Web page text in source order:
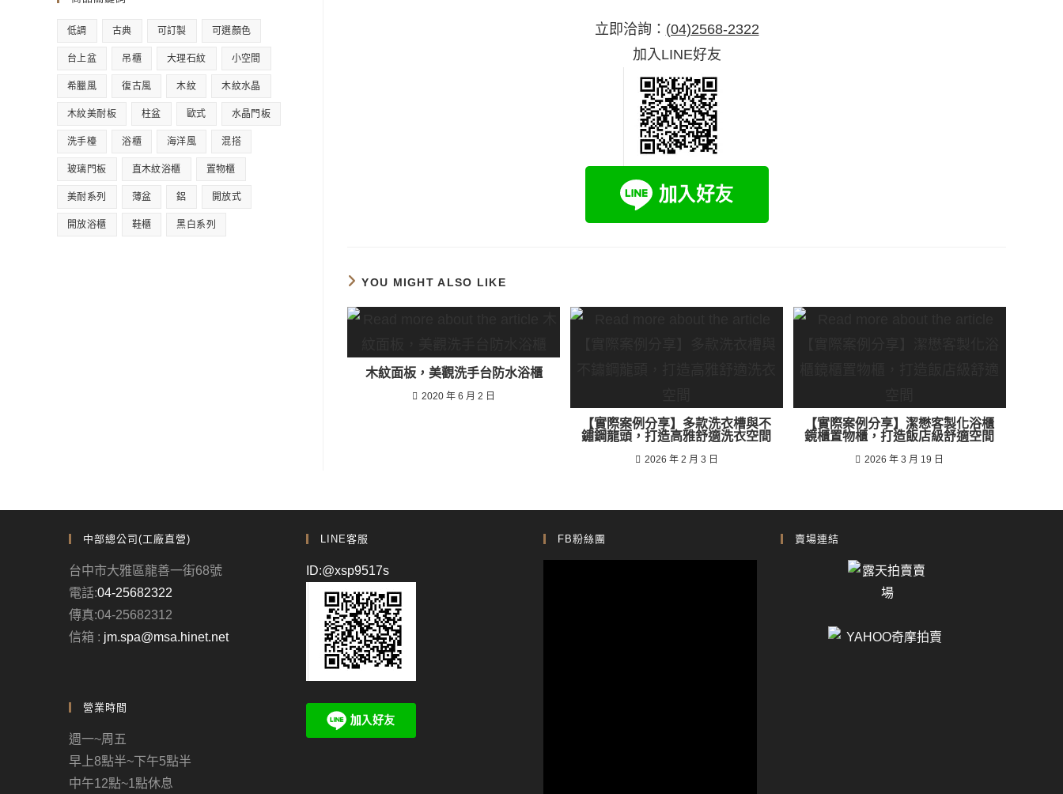
立即洽詢： (04)2568-2322
加入LINE好友
YOU MIGHT ALSO LIKE
木紋面板，美觀洗手台防水浴櫃
2020 年 6 月 2 日
【實際案例分享】多款洗衣槽與不
鏽鋼龍頭，打造高雅舒適洗衣空間
2026 年 2 月 3 日
【實際案例分享】潔懋客製化浴櫃
鏡櫃置物櫃，打造飯店級舒適空間
2026 年 3 月 19 日
低調 古典 可訂製 可選顏色
台上盆 吊櫃 大理石紋 小空間
希臘風 復古風 木紋 木紋水晶
木紋美耐板 柱盆 歐式 水晶門板
洗手檯 浴櫃 海洋風 混搭
玻璃門板 直木紋浴櫃 置物櫃
美耐系列 薄盆 鋁 開放式
開放浴櫃 鞋櫃 黑白系列
中部總公司(工廠直營)
台中市大雅區龍善一街68號
電話:04-25682322
傳真:04-25682312
信箱 : jm.spa@msa.hinet.net
營業時間
週一~周五
早上8點半~下午5點半
中午12點~1點休息
LINE客服
ID:@xsp9517s
FB粉絲團 賣場連結